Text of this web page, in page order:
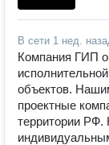
В сети 1 нед.
Компания ГИП
объектов.
проектные
территории РФ.